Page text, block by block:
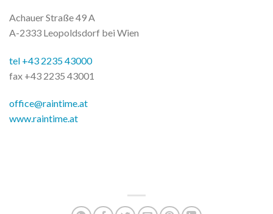
Achauer Straße 49 A
A-2333 Leopoldsdorf bei Wien
tel +43 2235 43000
fax +43 2235 43001
office@raintime.at
www.raintime.at